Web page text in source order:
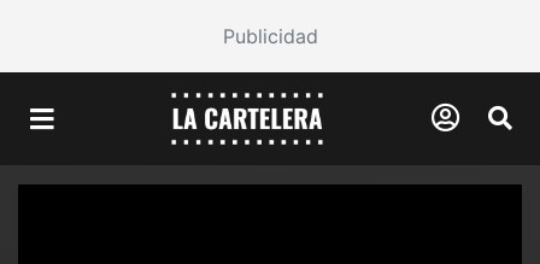
Publicidad